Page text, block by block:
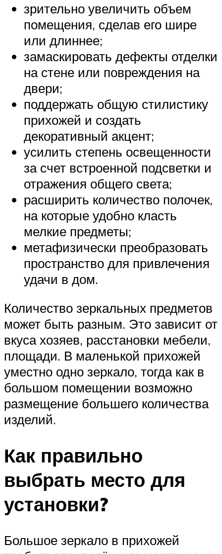
зрительно увеличить объем
помещения, сделав его шире
или длиннее;
замаскировать дефекты отделки
на стене или повреждения на
двери;
поддержать общую стилистику
прихожей и создать
декоративный акцент;
усилить степень освещенности
за счет встроенной подсветки и
отражения общего света;
расширить количество полочек,
на которые удобно класть
мелкие предметы;
метафизически преобразовать
пространство для привлечения
удачи в дом.
Количество зеркальных предметов
может быть разным. Это зависит от
вкуса хозяев, расстановки мебели,
площади. В маленькой прихожей
уместно одно зеркало, тогда как в
большом помещении возможно
размещение большего количества
изделий.
Как правильно
выбрать место для
установки?
Большое зеркало в прихожей